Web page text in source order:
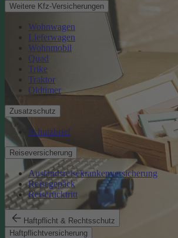
Weitere Kfz-Versicherungen
Wohnwagen
Lieferwagen
Wohnmobil
Quad
Trike
Traktor
Oldtimer
Zusatzschutz
Schutzbrief
Reiseversicherung
Auslandsreisekrankenversicherung
Reisegepäck
Reiserücktritt
Haftpflicht & Rechtsschutz
Haftpflichtversicherung